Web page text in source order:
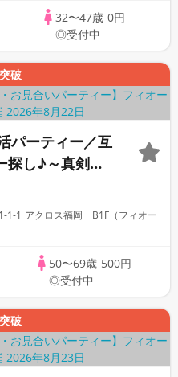
32〜47歳 0円
◎受付中
破
パーティー／互
探し♪～真剣な
1-1 アクロス福岡 B1F（フィオー
50〜69歳 500円
◎受付中
破